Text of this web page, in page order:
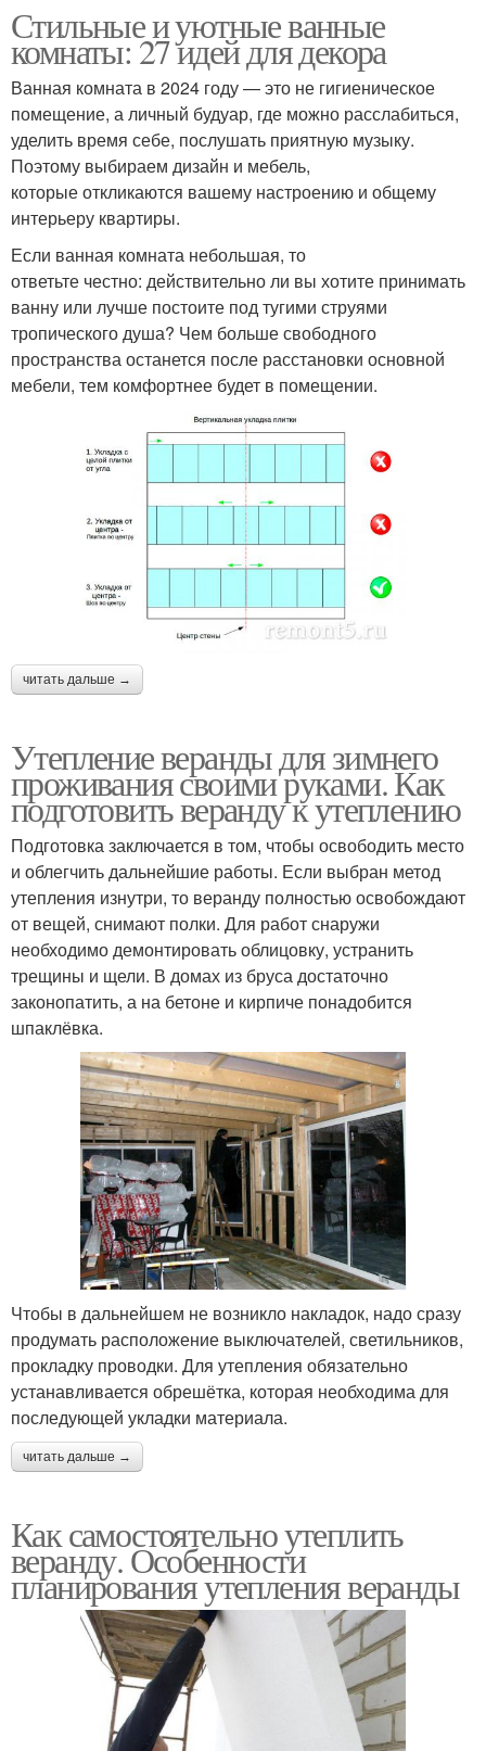
Стильные и уютные ванные
комнаты: 27 идей для декора
Ванная комната в 2024 году — это не гигиеническое
помещение, а личный будуар, где можно расслабиться,
уделить время себе, послушать приятную музыку.
Поэтому выбираем дизайн и мебель,
которые откликаются вашему настроению и общему
интерьеру квартиры.
Если ванная комната небольшая, то
ответьте честно: действительно ли вы хотите принимать
ванну или лучше постоите под тугими струями
тропического душа? Чем больше свободного
пространства останется после расстановки основной
мебели, тем комфортнее будет в помещении.
читать дальше →
Утепление веранды для зимнего
проживания своими руками. Как
подготовить веранду к утеплению
Подготовка заключается в том, чтобы освободить место
и облегчить дальнейшие работы. Если выбран метод
утепления изнутри, то веранду полностью освобождают
от вещей, снимают полки. Для работ снаружи
необходимо демонтировать облицовку, устранить
трещины и щели. В домах из бруса достаточно
законопатить, а на бетоне и кирпиче понадобится
шпаклёвка.
Чтобы в дальнейшем не возникло накладок, надо сразу
продумать расположение выключателей, светильников,
прокладку проводки. Для утепления обязательно
устанавливается обрешётка, которая необходима для
последующей укладки материала.
читать дальше →
Как самостоятельно утеплить
веранду. Особенности
планирования утепления веранды